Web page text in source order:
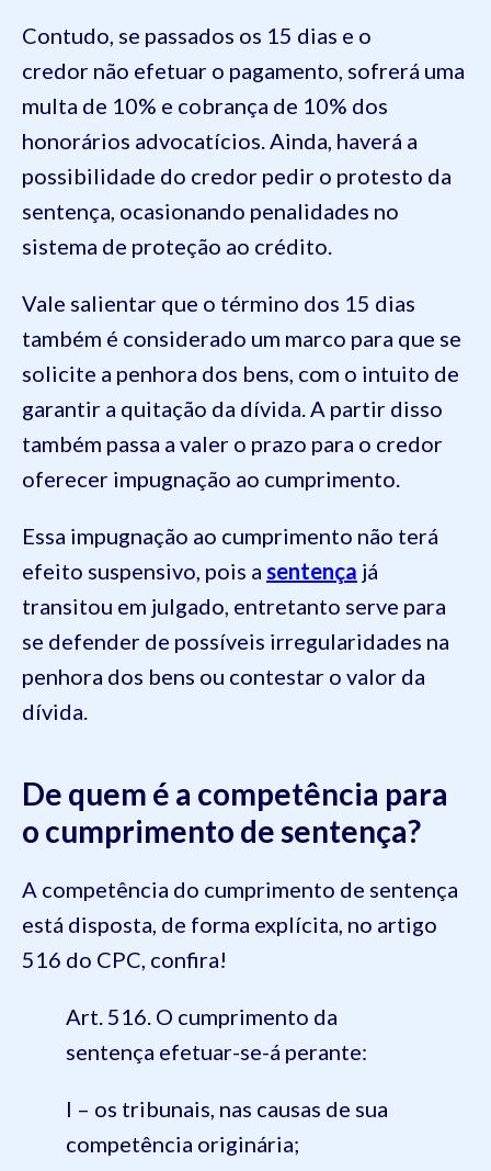
Contudo, se passados os 15 dias e o
credor não efetuar o pagamento, sofrerá uma
multa de 10% e cobrança de 10% dos
honorários advocatícios. Ainda, haverá a
possibilidade do credor pedir o protesto da
sentença, ocasionando penalidades no
sistema de proteção ao crédito.
Vale salientar que o término dos 15 dias
também é considerado um marco para que se
solicite a penhora dos bens, com o intuito de
garantir a quitação da dívida. A partir disso
também passa a valer o prazo para o credor
oferecer impugnação ao cumprimento.
Essa impugnação ao cumprimento não terá
efeito suspensivo, pois a sentença já
transitou em julgado, entretanto serve para
se defender de possíveis irregularidades na
penhora dos bens ou contestar o valor da
dívida.
De quem é a competência para
o cumprimento de sentença?
A competência do cumprimento de sentença
está disposta, de forma explícita, no artigo
516 do CPC, confira!
Art. 516. O cumprimento da
sentença efetuar-se-á perante:
I – os tribunais, nas causas de sua
competência originária;